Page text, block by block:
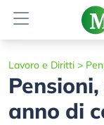
Lavoro e Diritti >
anno di